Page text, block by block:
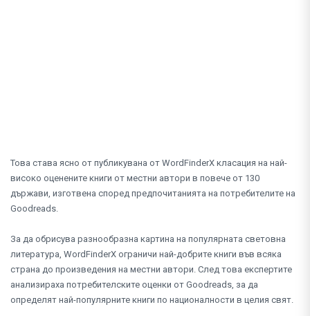
Това става ясно от публикувана от WordFinderX класация на най-
високо оценените книги от местни автори в повече от 130
държави, изготвена според предпочитанията на потребителите на
Goodreads.
За да обрисува разнообразна картина на популярната световна
литература, WordFinderX ограничи най-добрите книги във всяка
страна до произведения на местни автори. След това експертите
анализираха потребителските оценки от Goodreads, за да
определят най-популярните книги по националности в целия свят.